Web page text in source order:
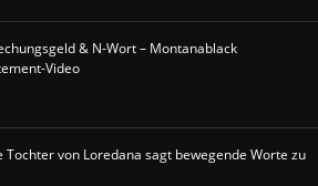
& N-Wort – Montanablack
Video
Tochter von Loredana sagt bewegende Worte zu